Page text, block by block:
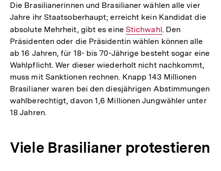
Die Brasilianerinnen und Brasilianer wählen alle vier
Jahre ihr Staatsoberhaupt; erreicht kein Kandidat die
absolute Mehrheit, gibt es eine Interner
Link:
Stichwahl. Den
Präsidenten oder die Präsidentin wählen können alle
ab 16 Jahren, für 18- bis 70-Jährige besteht sogar eine
Wahlpflicht. Wer dieser wiederholt nicht nachkommt,
muss mit Sanktionen rechnen. Knapp 143 Millionen
Brasilianer waren bei den diesjährigen Abstimmungen
wahlberechtigt, davon 1,6 Millionen Jungwähler unter
18 Jahren.
Viele Brasilianer protestieren